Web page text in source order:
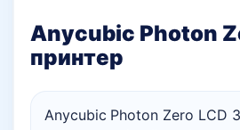
Anycubic Photon
принтер
Anycubic Photon Zero LCD